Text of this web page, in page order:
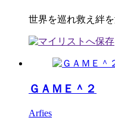
世界を巡れ救え絆
ＧＡＭＥ＾２
Arfies